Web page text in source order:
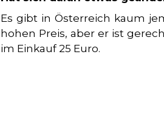
Es gibt in Österreich kaum
hohen Preis, aber er ist
im Einkauf 25 Euro.